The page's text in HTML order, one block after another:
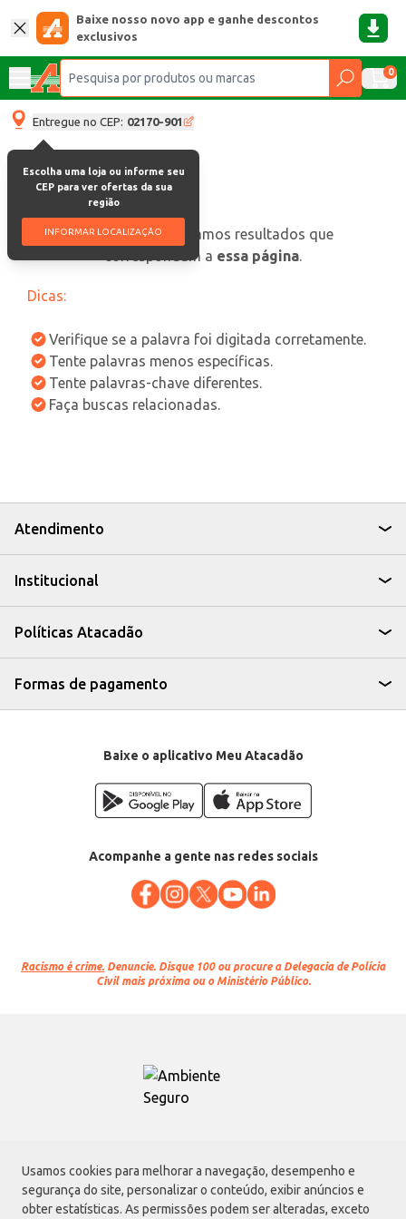
Usamos cookies para melhorar a navegação, desempenho e
segurança do site, personalizar o conteúdo, exibir anúncios e
obter estatísticas. As permissões podem ser alteradas, exceto
Baixe nosso novo app e ganhe descontos
exclusivos
0
Entregue no CEP: 02170-901
Escolha uma loja ou informe seu
CEP para ver ofertas da sua
região
INFORMAR LOCALIZAÇÃO
oops, não encontramos resultados que
correspondam a essa página.
Dicas:
Verifique se a palavra foi digitada corretamente.
Tente palavras menos específicas.
Tente palavras-chave diferentes.
Faça buscas relacionadas.
Atendimento
Institucional
Políticas Atacadão
Formas de pagamento
Baixe o aplicativo Meu Atacadão
Acompanhe a gente nas redes sociais
Racismo é crime. Denuncie. Disque 100 ou procure a Delegacia de Polícia
Civil mais próxima ou o Ministério Público.
Atacadão S.A.
Avenida Morvan Dias de Figueiredo, 6169, Vila Maria, São Paulo - SP | CEP
02170-901 | CNPJ: 75.315.333/0001-09